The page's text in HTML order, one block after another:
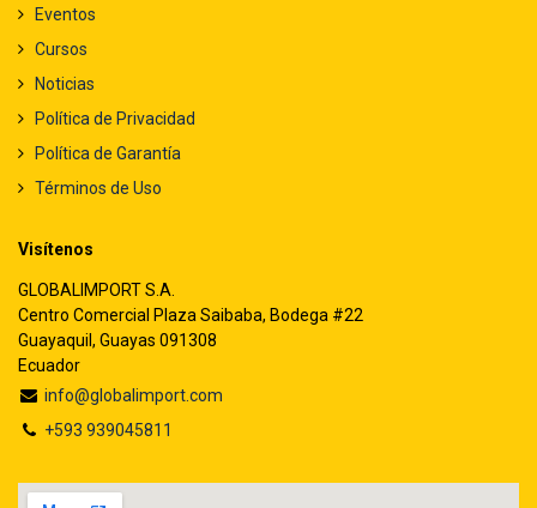
Eventos
Cursos
Noticias
Política de Privacidad
Política de Garantía
Términos de Uso
Visítenos
GLOBALIMPORT S.A.
Centro Comercial Plaza Saibaba, Bodega #22
Guayaquil, Guayas 091308
Ecuador
info@globalimport.com
+593 939045811